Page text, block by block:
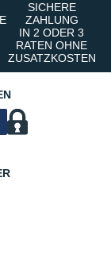
SICHERE
ZAHLUNG
IN 2 ODER 3
RATEN OHNE
ZUSATZKOSTEN